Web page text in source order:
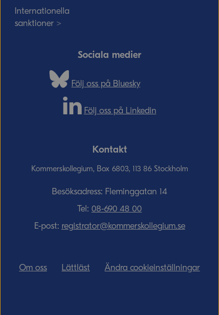
Internationella
sanktioner >
Sociala medier
Följ oss på Bluesky
Följ oss på Linkedin
Kontakt
Kommerskollegium, Box 6803, 113 86 Stockholm
Besöksadress: Fleminggatan 14
Tel: 08-690­ 48­ 00
E-post: registrator@kommerskollegium.se
Om oss Lättläst Ändra cookieinställningar